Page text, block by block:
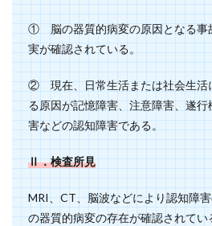
① 脳の器質的病変の原因となる事
実が確認されている。
② 現在、日常生活または社会生活
る原因が記憶障害、注意障害、遂
害などの認知障害である。
Ⅱ．検査所見
MRI、CT、脳波などにより認知障
の器質的病変の存在が確認されて